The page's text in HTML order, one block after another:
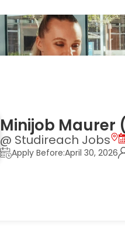
Minijob
@ Studireach Jobs
Apply Before:April 30, 2026